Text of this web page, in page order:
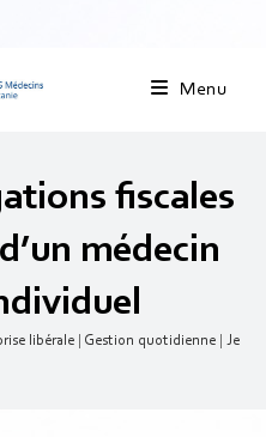
Menu
fiscales
médecin
libérale Gestion quotidienne |Je